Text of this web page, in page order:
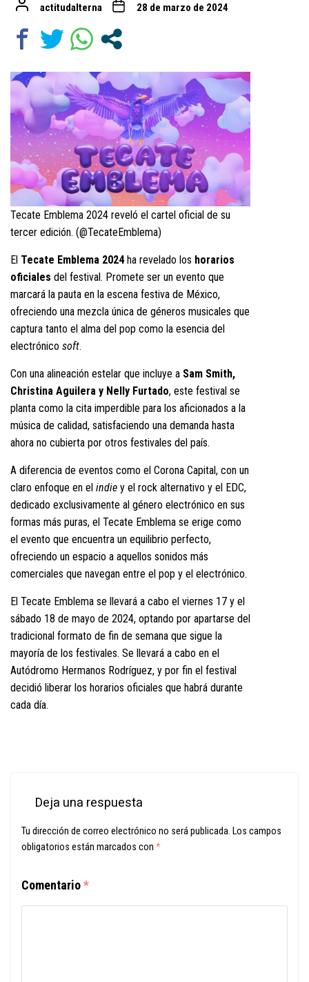
actitudalterna 28 de marzo de 2024
Tecate Emblema 2024 reveló el cartel oficial de su
tercer edición. (@TecateEmblema)
El Tecate Emblema 2024ha revelado los horarios
oficiales del festival. Promete ser un evento que
marcará la pauta en la escena festiva de México,
ofreciendo una mezcla única de géneros musicales que
captura tanto el alma del pop como la esencia del
electrónico soft.
Con una alineación estelar que incluye a Sam Smith,
Christina Aguilera y Nelly Furtado, este festival se
planta como la cita imperdible para los aficionados a la
música de calidad, satisfaciendo una demanda hasta
ahora no cubierta por otros festivales del país.
A diferencia de eventos como el Corona Capital, con un
claro enfoque en el indie y el rock alternativo y el EDC,
dedicado exclusivamente al género electrónico en sus
formas más puras, el Tecate Emblema se erige como
el evento que encuentra un equilibrio perfecto,
ofreciendo un espacio a aquellos sonidos más
comerciales que navegan entre el pop y el electrónico.
El Tecate Emblema se llevará a cabo el viernes 17 y el
sábado 18 de mayo de 2024, optando por apartarse del
tradicional formato de fin de semana que sigue la
mayoría de los festivales. Se llevará a cabo en el
Autódromo Hermanos Rodríguez, y por fin el festival
decidió liberar los horarios oficiales que habrá durante
cada día.
Deja una respuesta
Tu dirección de correo electrónico no será publicada. Los campos
obligatorios están marcados con *
Comentario*